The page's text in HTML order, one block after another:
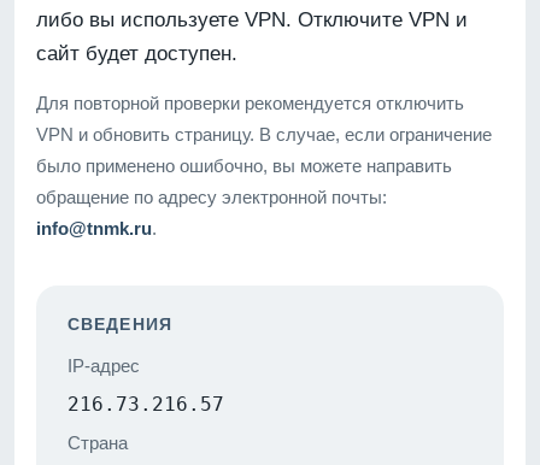
либо вы используете VPN. Отключите VPN и
сайт будет доступен.
Для повторной проверки рекомендуется отключить
VPN и обновить страницу. В случае, если ограничение
было применено ошибочно, вы можете направить
обращение по адресу электронной почты:
info@tnmk.ru.
СВЕДЕНИЯ
IP-адрес
216.73.216.57
Страна